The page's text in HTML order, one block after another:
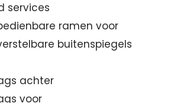
services
ramen voor
buitenspiegels
achter
voor